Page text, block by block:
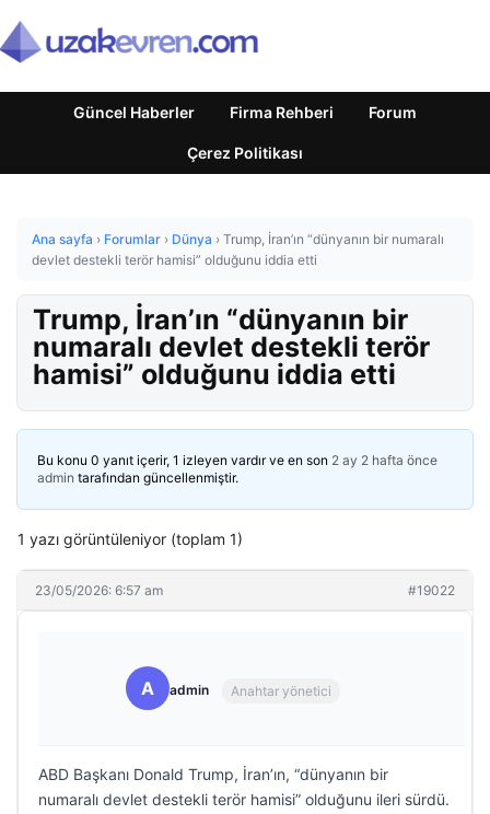
Güncel Haberler Firma Rehberi Forum
Çerez Politikası
Ana sayfa › Forumlar › Dünya › Trump, İran’ın “dünyanın bir numaralı
devlet destekli terör hamisi” olduğunu iddia etti
Trump, İran’ın “dünyanın bir
numaralı devlet destekli terör
hamisi” olduğunu iddia etti
Bu konu 0 yanıt içerir, 1 izleyen vardır ve en son 2 ay 2 hafta önce
admin tarafından güncellenmiştir.
1 yazı görüntüleniyor (toplam 1)
23/05/2026: 6:57 am #19022
A admin Anahtar yönetici
ABD Başkanı Donald Trump, İran’ın, “dünyanın bir
numaralı devlet destekli terör hamisi” olduğunu ileri sürdü.